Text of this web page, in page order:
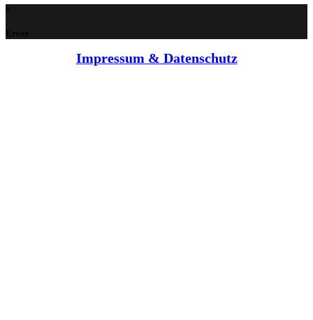
Error
Impressum & Datenschutz